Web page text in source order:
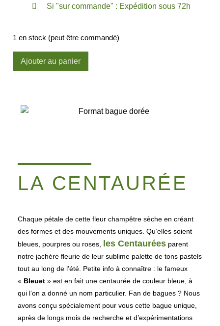
Si "sur commande" : Expédition sous 72h
1 en stock (peut être commandé)
Ajouter au panier
LA CENTAURÉE
Chaque pétale de cette fleur champêtre sèche en créant
des formes et des mouvements uniques. Qu’elles soient
bleues, pourpres ou roses,
les Centaurées parent
notre jachère fleurie de leur sublime palette de tons pastels
tout au long de l’été. Petite info à connaître : le fameux
« Bleuet » est en fait une centaurée de couleur bleue, à
qui l’on a donné un nom particulier. Fan de bagues ? Nous
avons conçu spécialement pour vous cette bague unique,
après de longs mois de recherche et d’expérimentations